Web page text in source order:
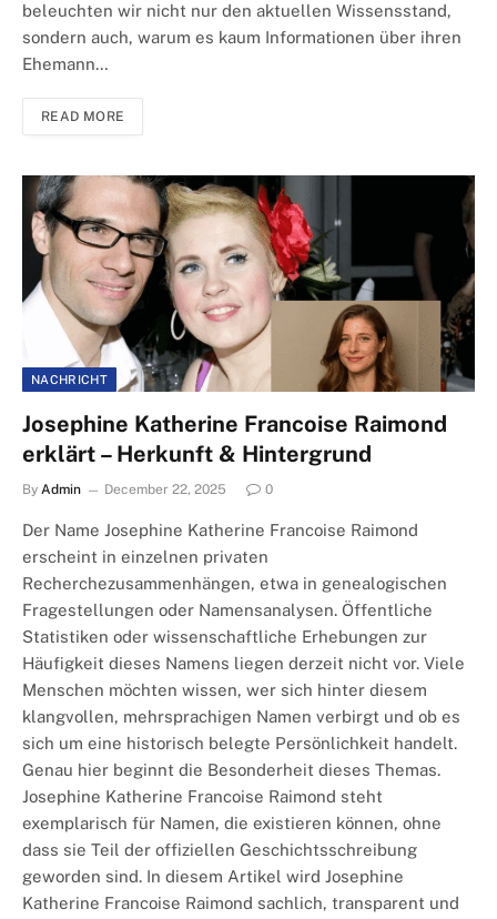
beleuchten wir nicht nur den aktuellen Wissensstand,
sondern auch, warum es kaum Informationen über ihren
Ehemann…
READ MORE
NACHRICHT
Josephine Katherine Francoise Raimond
erklärt – Herkunft & Hintergrund
By Admin December 22, 2025 0
Der Name Josephine Katherine Francoise Raimond
erscheint in einzelnen privaten
Recherchezusammenhängen, etwa in genealogischen
Fragestellungen oder Namensanalysen. Öffentliche
Statistiken oder wissenschaftliche Erhebungen zur
Häufigkeit dieses Namens liegen derzeit nicht vor. Viele
Menschen möchten wissen, wer sich hinter diesem
klangvollen, mehrsprachigen Namen verbirgt und ob es
sich um eine historisch belegte Persönlichkeit handelt.
Genau hier beginnt die Besonderheit dieses Themas.
Josephine Katherine Francoise Raimond steht
exemplarisch für Namen, die existieren können, ohne
dass sie Teil der offiziellen Geschichtsschreibung
geworden sind. In diesem Artikel wird Josephine
Katherine Francoise Raimond sachlich, transparent und